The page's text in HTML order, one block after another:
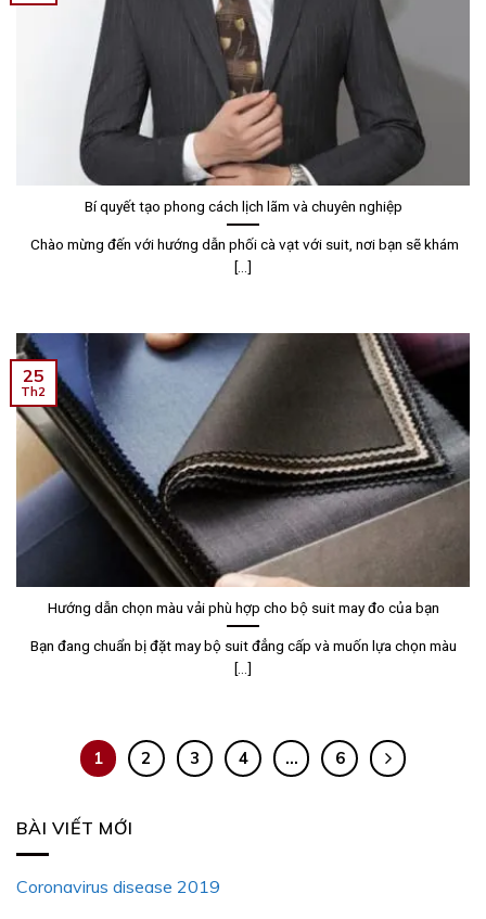
BÀI VIẾT MỚI
Coronavirus disease 2019
Bí quyết tạo phong cách lịch lãm và chuyên nghiệp
Chào mừng đến với hướng dẫn phối cà vạt với suit, nơi bạn sẽ khám
[...]
Hướng dẫn chọn màu vải phù hợp cho bộ suit may đo của bạn
Bạn đang chuẩn bị đặt may bộ suit đẳng cấp và muốn lựa chọn màu
[...]
25
Th2
1 2 3 4 … 6